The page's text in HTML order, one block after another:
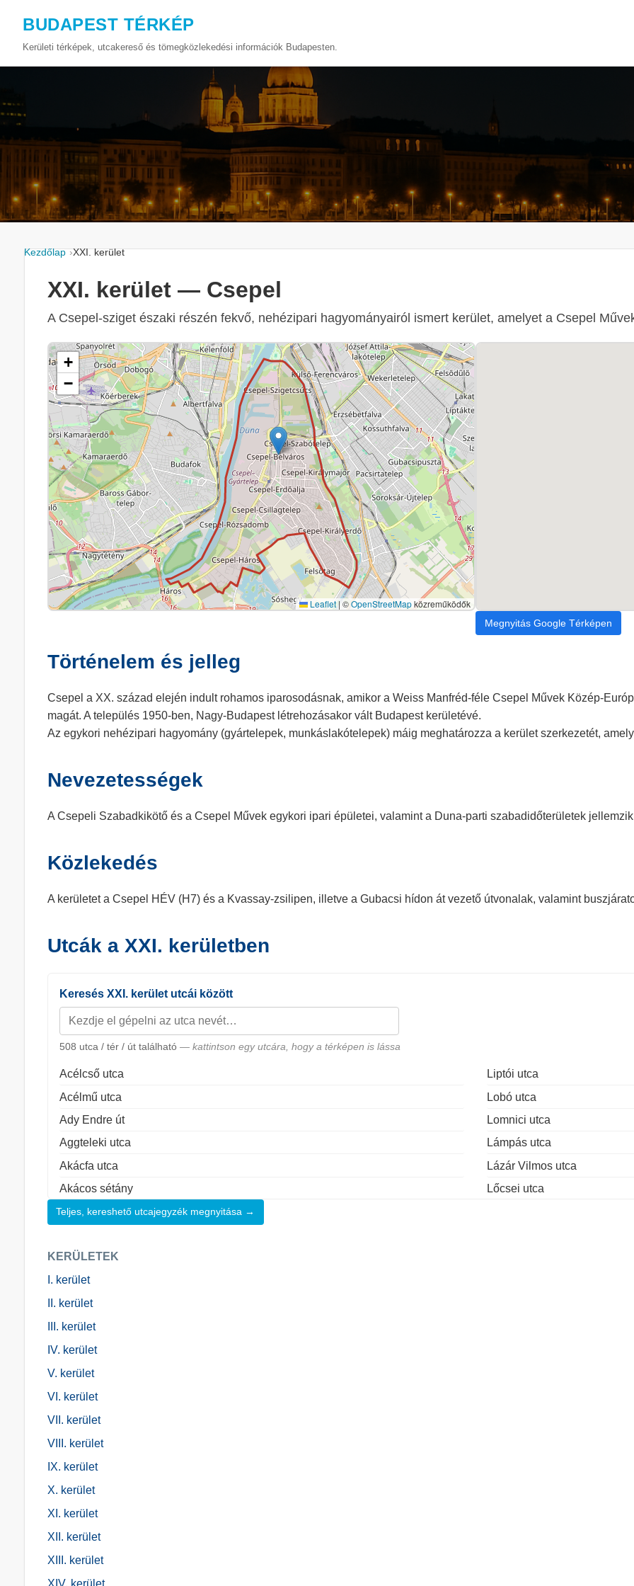
BUDAPEST TÉRKÉP
Kerületi térképek, utcakereső és tömegközlekedési információk Budapesten.
Kezdőlap XXI. kerület
XXI. kerület — Csepel
A Csepel-sziget északi részén fekvő, nehézipari hagyományairól ismert kerület, amelyet a Csepel
+
−
Leaflet | ©OpenStreetMapközreműködők
Megnyitás Google Térképen
Történelem és jelleg
Csepel a XX. század elején indult rohamos iparosodásnak, amikor a Weiss Manfréd-féle Csepel Művek Közép-
magát. A település 1950-ben, Nagy-Budapest létrehozásakor vált Budapest kerületévé.
Az egykori nehézipari hagyomány (gyártelepek, munkáslakótelepek) máig meghatározza a kerület szerkezetét,
Nevezetességek
A Csepeli Szabadkikötő és a Csepel Művek egykori ipari épületei, valamint a Duna-parti szabadidőterületek
Közlekedés
A kerületet a Csepel HÉV (H7) és a Kvassay-zsilipen, illetve a Gubacsi hídon át vezető útvonalak, valamint
Utcák a XXI. kerületben
Keresés XXI. kerület utcái között
508 utca / tér / út található — kattintson egy utcára, hogy a térképen is lássa
Acélcső utca
Acélmű utca
Ady Endre út
Aggteleki utca
Akácfa utca
Akácos sétány
Almafa köz
Almás utca
Alumínium-Hengermű utca
Aradi utca
Aradi vértanúk útja
Arany János utca
Asztalosipar utca
Badacsonyi út
Bagoly utca
Bajcsy-Zsilinszky út
Bakonyi út
Banka utca
Barackfa utca
Barcs tér
Barkács út
Baross utca
Liptói utca
Lobó utca
Lomnici utca
Lámpás utca
Lázár Vilmos utca
Lőcsei utca
Teljes, kereshető utcajegyzék megnyitása →
KERÜLETEK
I. kerület
II. kerület
III. kerület
IV. kerület
V. kerület
VI. kerület
VII. kerület
VIII. kerület
IX. kerület
X. kerület
XI. kerület
XII. kerület
XIII. kerület
XIV. kerület